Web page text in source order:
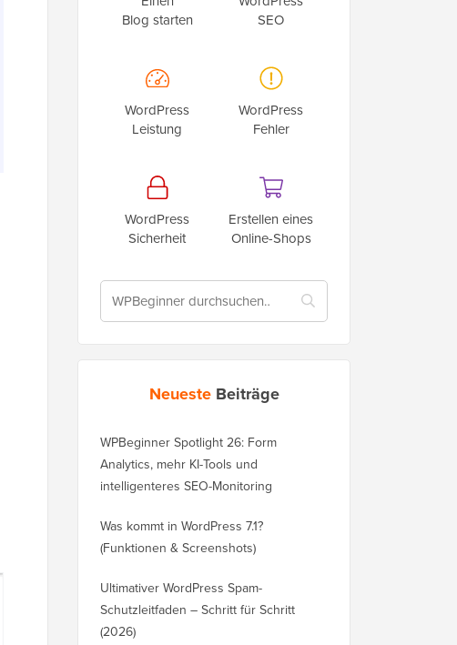
Blog starten
SEO
WordPress
Leistung
WordPress
Fehler
WordPress
Sicherheit
Erstellen eines
Online-Shops
Neueste Beiträge
WPBeginner Spotlight 26: Form
Analytics, mehr KI-Tools und
intelligenteres SEO-Monitoring
Was kommt in WordPress 7.1?
(Funktionen & Screenshots)
Ultimativer WordPress Spam-
Schutzleitfaden – Schritt für Schritt
(2026)